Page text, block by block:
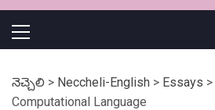
Menu
నెచ్చెలి > Neccheli-English > Essays >
Computational Language